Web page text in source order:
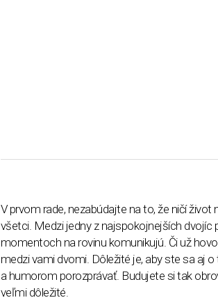
V prvom rade, nezabúdajte na to, že ničí
všetci. Medzi jedny z najspokojnejších dvojíc
momentoch na rovinu komunikujú. Či už
medzi vami dvomi. Dôležité je, aby ste sa aj
a humorom porozprávať. Budujete si tak
veľmi dôležité.